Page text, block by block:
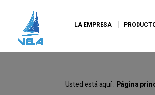
LA EMPRESA
Usted está aquí : Página